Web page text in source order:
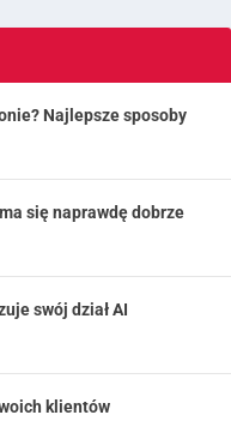
Najlepsze sposoby
się naprawdę dobrze
swój dział AI
klientów